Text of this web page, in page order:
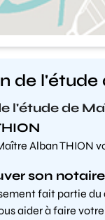
de l'étude
l'étude de
Alban THION
son
fait partie
aider à faire